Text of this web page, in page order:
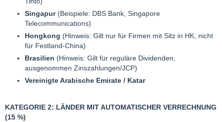
Singapur(Beispiele: DBS Bank, Singapore
Telecommunications)
Hongkong (Hinweis: Gilt nur für Firmen mit Sitz in HK, nicht
für Festland-China)
Brasilien (Hinweis: Gilt für reguläre Dividenden,
ausgenommen Zinszahlungen/JCP)
Vereinigte Arabische Emirate / Katar
KATEGORIE 2: LÄNDER MIT AUTOMATISCHER VERRECHNUNG
(15 %)